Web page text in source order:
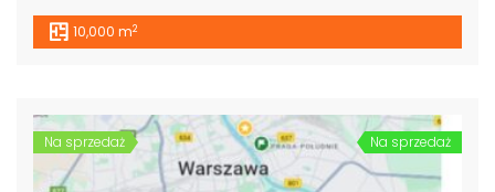
10,000 m2
Na sprzedaż Na sprzedaż